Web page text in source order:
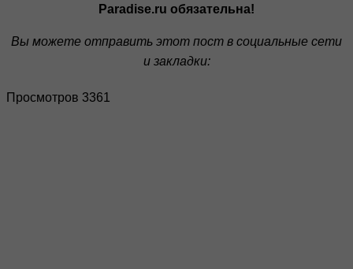
Paradise.ru обязательна!
Вы можете отправить этот пост в социальные сети
и закладки:
Просмотров 3361